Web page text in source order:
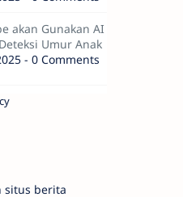
akan Gunakan AI
Umur Anak
- 0 Comments
situs berita